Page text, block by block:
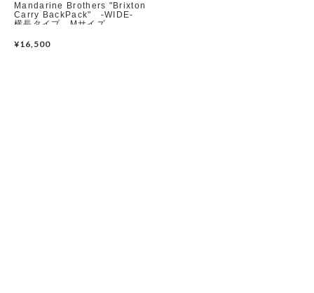
Mandarine Brothers "Brixton
Carry BackPack" -WIDE-
横長タイプ Mサイズ
¥16,500